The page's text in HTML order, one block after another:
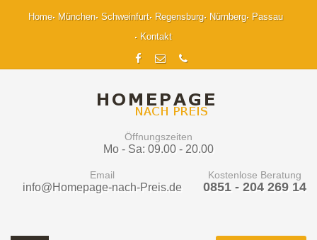
Home München Schweinfurt Regensburg Nürnberg
Passau
Kontakt
Öffnungszeiten
Mo - Sa: 09.00 - 20.00
Email
info@Homepage-nach-Preis.de
Kostenlose Beratung
0851 - 204 269 14